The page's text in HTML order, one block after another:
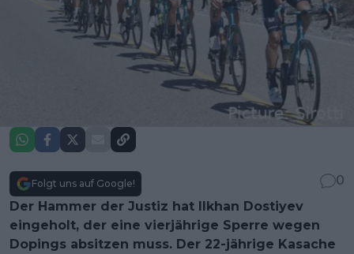
Folgt uns auf Google!
0
Der Hammer der Justiz hat Ilkhan Dostiyev
eingeholt, der eine vierjährige Sperre wegen
Dopings absitzen muss. Der 22-jährige Kasache